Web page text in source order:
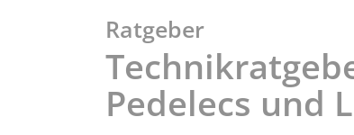
Ratgeber
Pedelecs und